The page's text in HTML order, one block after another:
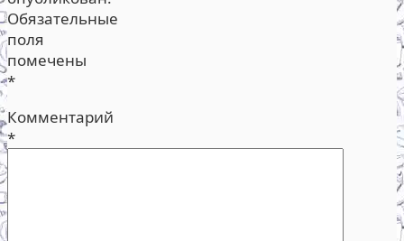
Обязательные
поля
помечены
*
Комментарий
*